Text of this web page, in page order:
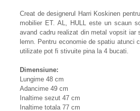
Creat de designerul Harri Koskinen
mobilier ET. AL, HULL este un scaun
avand cadru realizat din metal vopsit iar
lemn. Pentru economie de spatiu atunci
utilizate pot fi stivuite pina la 4 bucati.
Dimensiune:
Lungime 48 cm
Adancime 49 cm
Inaltime sezut 47 cm
Inaltime totala 77 cm